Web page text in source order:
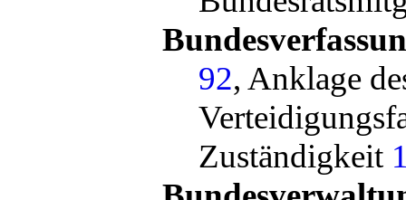
92, Anklage
Zuständigkeit